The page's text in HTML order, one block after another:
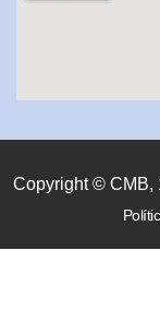
Copyright © CMB,